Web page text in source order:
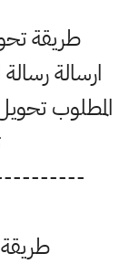
طريقة
المطلوب تحويل